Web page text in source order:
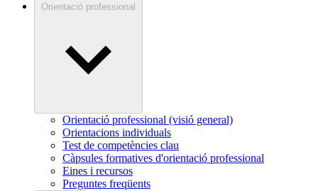
Orientació professional
Orientació professional (visió general)
Orientacions individuals
Test de competències clau
Càpsules formatives d'orientació professional
Eines i recursos
Preguntes freqüents